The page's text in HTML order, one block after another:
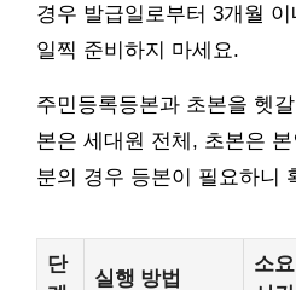
경우 발급일로부터 3개월
일찍 준비하지 마세요.
주민등록등본과 초본을 헷
본은 세대원 전체, 초본은
분의 경우 등본이 필요하니
단
실행 방법
소요